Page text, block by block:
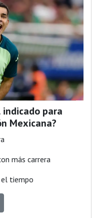
indicado para
Mexicana?
más carrera
el tiempo